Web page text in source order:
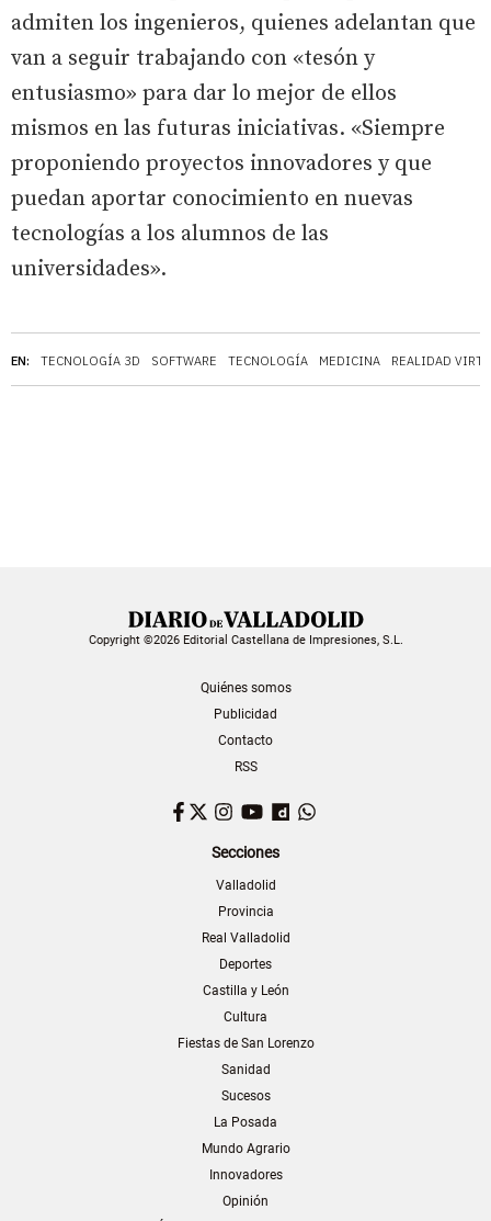
EN: TECNOLOGÍA 3D SOFTWARE TECNOLOGÍA MEDICINA REALIDAD
admiten los ingenieros, quienes adelantan que
van a seguir trabajando con «tesón y
entusiasmo» para dar lo mejor de ellos
mismos en las futuras iniciativas. «Siempre
proponiendo proyectos innovadores y que
puedan aportar conocimiento en nuevas
tecnologías a los alumnos de las
universidades».
Copyright ©2026 Editorial Castellana de Impresiones, S.L.
Quiénes somos
Publicidad
Contacto
RSS
Facebook
TwitterInstagram
YouTubeDailymotion
Secciones
Valladolid
Provincia
Real Valladolid
Deportes
Castilla y León
Cultura
Fiestas de San Lorenzo
Sanidad
Sucesos
La Posada
Mundo Agrario
Innovadores
Opinión